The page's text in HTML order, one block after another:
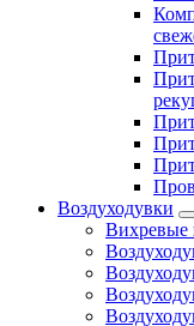
Воздуходувки
Вихревые